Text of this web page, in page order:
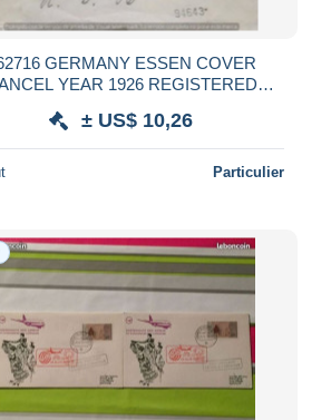
GERMANY ESSEN COVER
YEAR 1926 REGISTERED
POSTCARD
± US$ 10,26
Particulier